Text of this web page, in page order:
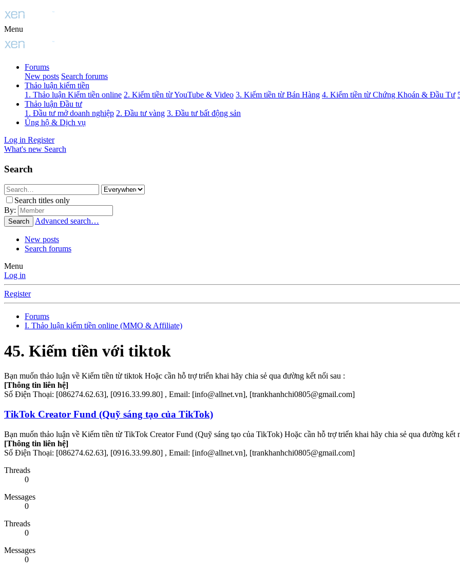
Menu
Forums
New posts Search forums
Thảo luận kiếm tiền
1. Thảo luận Kiếm tiền online 2. Kiếm tiền từ YouTube & Video 3. Kiếm tiền từ Bán Hàng 4. Kiếm tiền từ Chứng Khoán & Đầu Tư
Thảo luận Đầu tư
1. Đầu tư mở doanh nghiệp 2. Đầu tư vàng 3. Đầu tư bất động sản
Ủng hộ & Dịch vụ
Log in Register
What's new Search
Search
Search titles only
By:
Search Advanced search…
New posts
Search forums
Menu
Log in
Register
Forums
I. Thảo luận kiếm tiền online (MMO & Affiliate)
45. Kiếm tiền với tiktok
Bạn muốn thảo luận về Kiếm tiền từ tiktok Hoặc cần hỗ trợ triển khai hãy chia sẻ qua đường kết nối sau :
[Thông tin liên hệ]
Số Điện Thoại: [086274.62.63], [0916.33.99.80] , Email: [info@allnet.vn], [trankhanhchi0805@gmail.com]
TikTok Creator Fund (Quỹ sáng tạo của TikTok)
Bạn muốn thảo luận về Kiếm tiền từ TikTok Creator Fund (Quỹ sáng tạo của TikTok) Hoặc cần hỗ trợ triển khai hãy chia sẻ qua đường kết
[Thông tin liên hệ]
Số Điện Thoại: [086274.62.63], [0916.33.99.80] , Email: [info@allnet.vn], [trankhanhchi0805@gmail.com]
Threads
0
Messages
0
Threads
0
Messages
0